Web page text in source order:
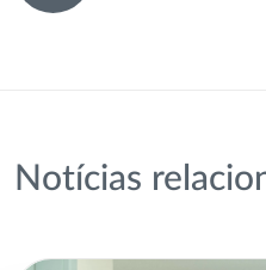
Notícias